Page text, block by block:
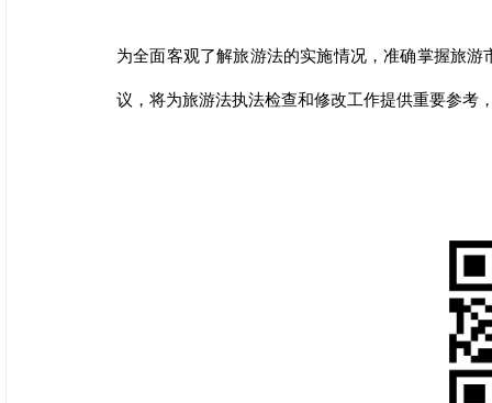
为全面客观了解旅游法的实施情况，准确掌握旅
议，将为旅游法执法检查和修改工作提供重要参考